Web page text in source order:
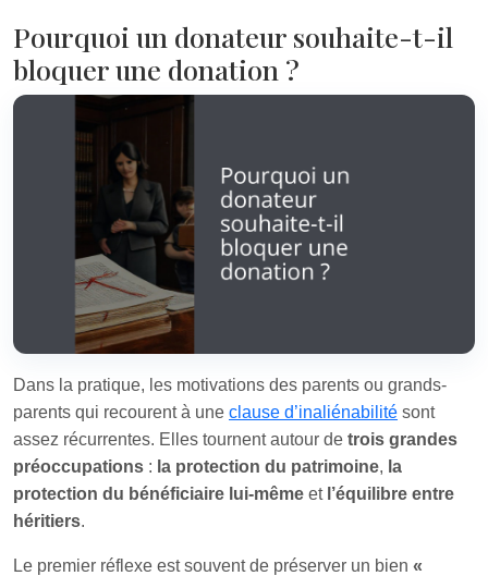
Pourquoi un donateur souhaite-t-il
bloquer une donation ?
Dans la pratique, les motivations des parents ou grands-
parents qui recourent à une clause d’inaliénabilité sont
assez récurrentes. Elles tournent autour de trois grandes
préoccupations : la protection du patrimoine, la
protection du bénéficiaire lui‑même et l’équilibre entre
héritiers.
Le premier réflexe est souvent de préserver un bien «